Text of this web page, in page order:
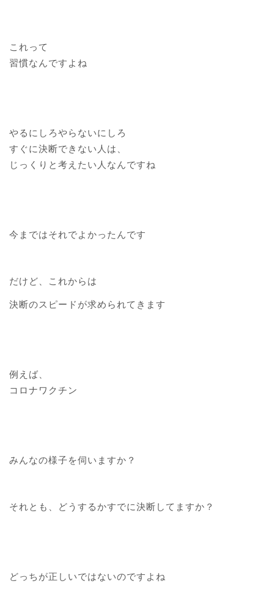
これって
習慣なんですよね
やるにしろやらないにしろ
すぐに決断できない人は、
じっくりと考えたい人なんですね
今まではそれでよかったんです
だけど、これからは
決断のスピードが求められてきます
例えば、
コロナワクチン
みんなの様子を伺いますか？
それとも、どうするかすでに決断してますか？
どっちが正しいではないのですよね